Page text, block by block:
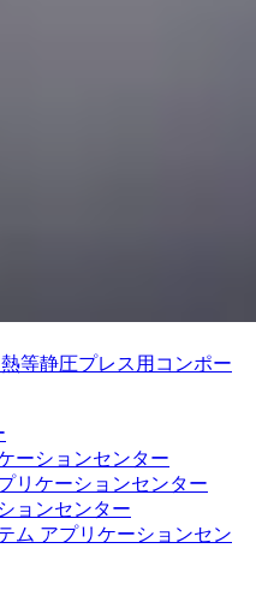
等静圧プレス用コンポー
ーションセンター
リケーションセンター
ョンセンター
ム アプリケーションセン